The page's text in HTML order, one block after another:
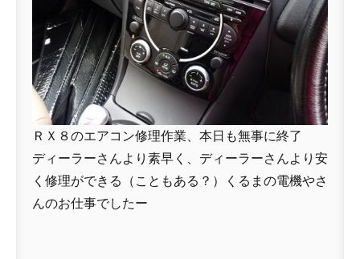
ＲＸ８のエアコン修理作業、本日も無事に終了
ディーラーさんより素早く、ディーラーさんより安
く修理ができる（こともある？）くるまの電機やさ
んのお仕事でしたー